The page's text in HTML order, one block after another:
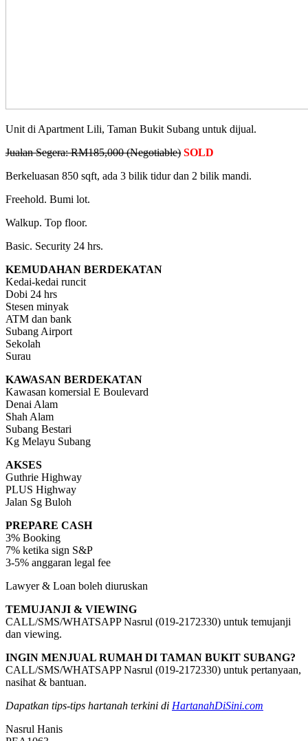
Unit di Apartment Lili, Taman Bukit Subang untuk dijual.
Jualan Segera: RM185,000 (Negotiable) SOLD
Berkeluasan 850 sqft, ada 3 bilik tidur dan 2 bilik mandi.
Freehold. Bumi lot.
Walkup. Top floor.
Basic. Security 24 hrs.
KEMUDAHAN BERDEKATAN
Kedai-kedai runcit
Dobi 24 hrs
Stesen minyak
ATM dan bank
Subang Airport
Sekolah
Surau
KAWASAN BERDEKATAN
Kawasan komersial E Boulevard
Denai Alam
Shah Alam
Subang Bestari
Kg Melayu Subang
AKSES
Guthrie Highway
PLUS Highway
Jalan Sg Buloh
PREPARE CASH
3% Booking
7% ketika sign S&P
3-5% anggaran legal fee
Lawyer & Loan boleh diuruskan
TEMUJANJI & VIEWING
CALL/SMS/WHATSAPP Nasrul (019-2172330) untuk temujanji
dan viewing.
INGIN MENJUAL RUMAH DI TAMAN BUKIT SUBANG?
CALL/SMS/WHATSAPP Nasrul (019-2172330) untuk pertanyaan,
nasihat & bantuan.
Dapatkan tips-tips hartanah terkini di HartanahDiSini.com
Nasrul Hanis